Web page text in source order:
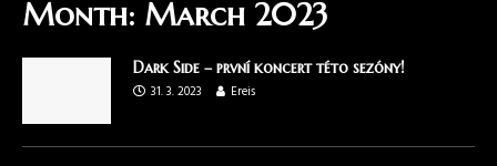
Month: March 2023
Dark Side – první koncert této sezóny!
31. 3. 2023
Ereis